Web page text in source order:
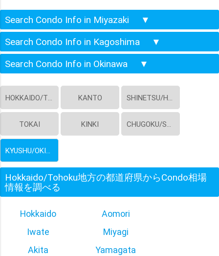
Search Condo Info in Miyazaki
▼
Search Condo Info in Kagoshima
▼
Search Condo Info in Okinawa
▼
HOKKAIDO/TOHOKU KANTO SHINETSU/HOKURIKU
TOKAI KINKI CHUGOKU/SHIKOKU
KYUSHU/OKINAWA
Hokkaido/Tohoku地方の都道府県からCondo相場
情報を調べる
Hokkaido
Aomori
Iwate
Miyagi
Akita
Yamagata